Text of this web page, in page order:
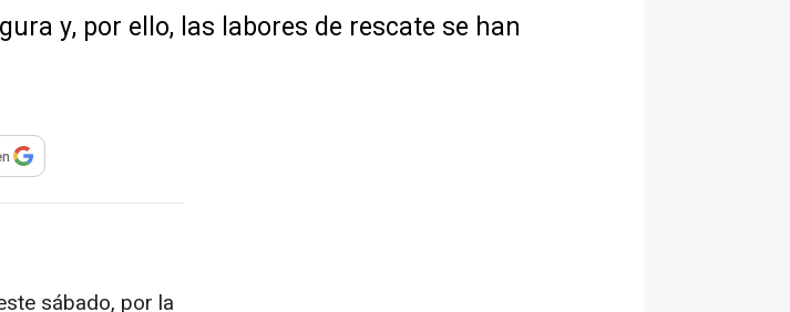
y, por ello, las labores de rescate se han
sábado, por la